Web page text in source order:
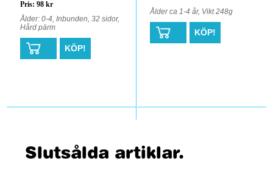
Pris: 98 kr
Ålder: 0-4, Inbunden, 32 sidor,
Hård pärm
KÖP!
Ålder ca 1-4 år, Vikt 248g
KÖP!
Slutsålda artiklar.